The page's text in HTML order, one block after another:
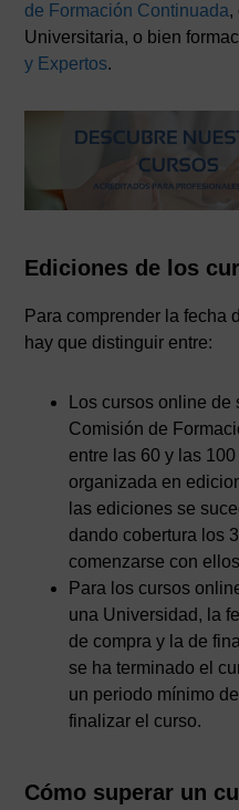
de Formación Continuada,
Universitaria, o bien
y Expertos.
Ediciones de los
Para comprender la fecha
hay que distinguir entre:
Los cursos online
Comisión de
entre las 60 y las
organizada en
las ediciones se
dando cobertura los
comenzarse con
Para los cursos
una Universidad, la
de compra y la de
se ha terminado el
un periodo mínimo
finalizar el curso.
Cómo superar un